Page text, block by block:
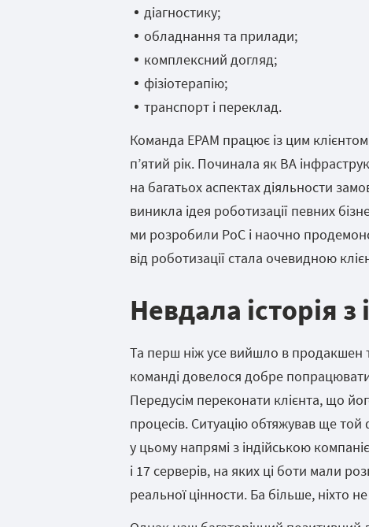
діагностику;
обладнання та прилади;
комплексний догляд;
фізіотерапію;
транспорт і переклад.
Команда EPAM працює із цим
п’ятий рік. Починала як ВА
на багатьох аспектах діяльности
виникла ідея роботизації певних
ми розробили PoC і наочно
від роботизації стала очевидною
Невдала історія
Та перш ніж усе вийшло в продакшен
команді довелося добре
Передусім переконати клієнта, що
процесів. Ситуацію обтяжував ще
у цьому напрямі з індійською
і 17 серверів, на яких ці боти мали
реальної цінности. Ба більше, ніхто